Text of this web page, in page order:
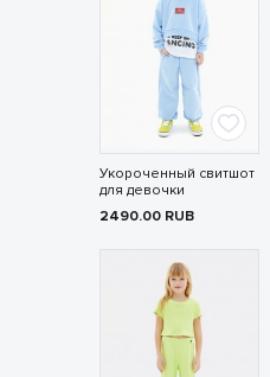
Укороченный свитшот
для девочки
2490.00 RUB